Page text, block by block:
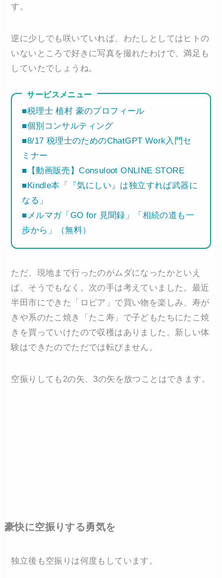
す。
逆に少しでも咲いていれば、わたしとしてはヒトの
いないところで好きに写真を撮れたわけで、満足も
していたでしょうね。
サービスメニュー
■税理士 植村 豪のプロフィール
■個別コンサルティング
■8/17 税理士のためのChatGPT Work入門セ
ミナー
■【動画販売】Consuloot ONLINE STORE
■Kindle本「『気にしい』は独立すれば武器に
なる」
■メルマガ「GO for 見聞録」「相続の道も一
歩から」（無料）
ただ、現地まで行ったのがムダになったかといえ
ば、そうでもなく。次の手は考えていました。最近
半田市にできた「ロピア」で買い物を楽しみ、寿が
きや系のたこ焼き「たこ寿」で子どもたちにたこ焼
きを買っていけたので収穫はありました。新しい体
験はできたのでただでは転びません。
空振りしても2の矢、3の矢を放つことはできます。
豪快に空振りする勇気を
独立後も空振りは何度もしています。